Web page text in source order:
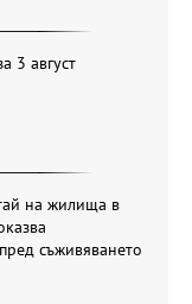
3 август
на жилища в
съживяването